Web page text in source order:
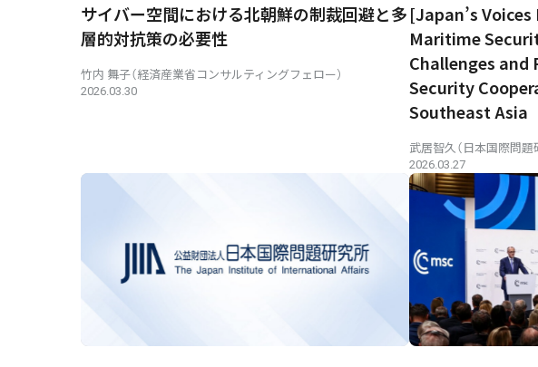
サイバー空間における北朝鮮の制裁回避と多
層的対抗策の必要性
竹内 舞子（経済産業省コンサルティングフェロー）
2026.03.30
[Japan’s
Maritime
Challenges
Security
Southeast Asia
武居智久（日本国際問題
2026.03.27